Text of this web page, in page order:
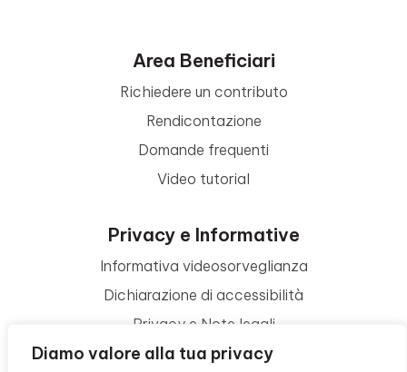
Diamo valore alla tua privacy
Area Beneficiari
Richiedere un contributo
Rendicontazione
Domande frequenti
Video tutorial
Privacy e Informative
Informativa videosorveglianza
Dichiarazione di accessibilità
Privacy e Note legali
Termini di utilizzo